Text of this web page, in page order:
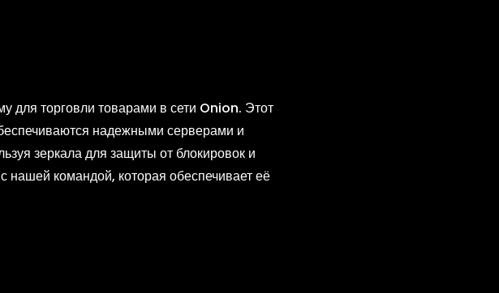
для торговли товарами в сети Onion. Этот
надежными серверами и
зеркала для защиты от блокировок и
нашей командой, которая обеспечивает её